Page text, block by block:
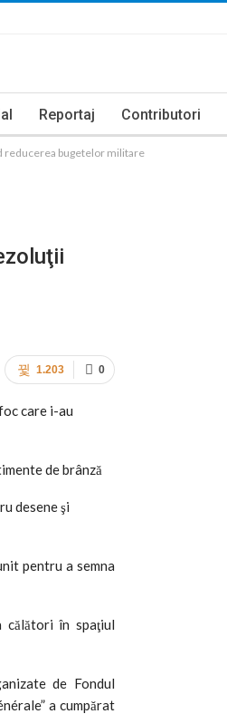
Reportaj Contributori
reducerea bugetelor militare
0
1.203
care i-au
de brânză
desene şi
pentru a semna
călători în spaţiul
de Fondul
a cumpărat